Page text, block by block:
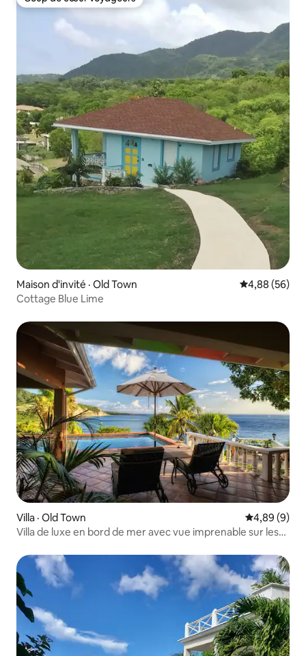
Coup de cœur voyageurs
Maison d'invité · Old Town Note
4,88 (56)
Cottage Blue Lime
Villa · Old Town Note
4,89 (9)
Villa de luxe en bord de mer avec vue imprenable sur les